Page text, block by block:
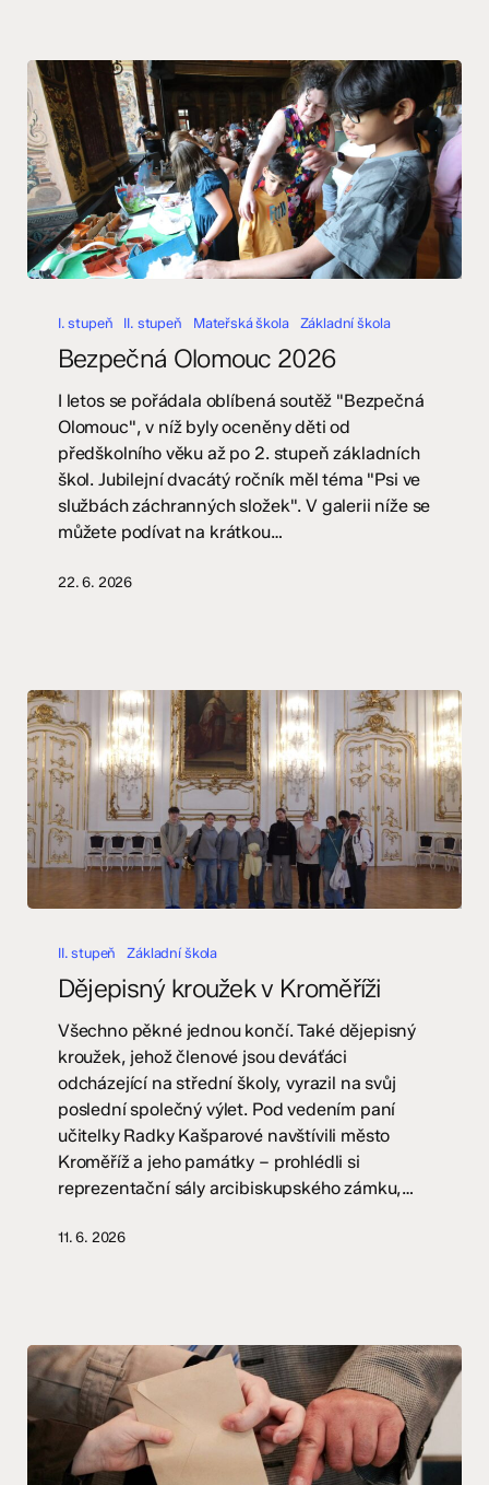
Olomouc
I. stupeň II. stupeň Mateřská škola Základní škola
Bezpečná Olomouc 2026
I letos se pořádala oblíbená soutěž "Bezpečná
Olomouc", v níž byly oceněny děti od
předškolního věku až po 2. stupeň základních
škol. Jubilejní dvacátý ročník měl téma "Psi ve
službách záchranných složek". V galerii níže se
můžete podívat na krátkou…
22. 6. 2026
kroužek
Kroměříži
II. stupeň Základní škola
Dějepisný kroužek v Kroměříži
Všechno pěkné jednou končí. Také dějepisný
kroužek, jehož členové jsou deváťáci
odcházející na střední školy, vyrazil na svůj
poslední společný výlet. Pod vedením paní
učitelky Radky Kašparové navštívili město
Kroměříž a jeho památky – prohlédli si
reprezentační sály arcibiskupského zámku,…
11. 6. 2026